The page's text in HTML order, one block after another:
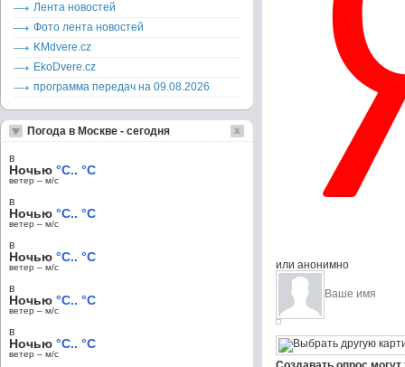
или анонимно
Лента новостей
Фото лента новостей
KMdvere.cz
EkoDvere.cz
программа передач на 09.08.2026
Погода в Москве - сегодня
в
Ночью °C.. °C
ветер – м/c
в
Ночью °C.. °C
ветер – м/c
в
Ночью °C.. °C
ветер – м/c
в
Ночью °C.. °C
ветер – м/c
в
Ночью °C.. °C
ветер – м/c